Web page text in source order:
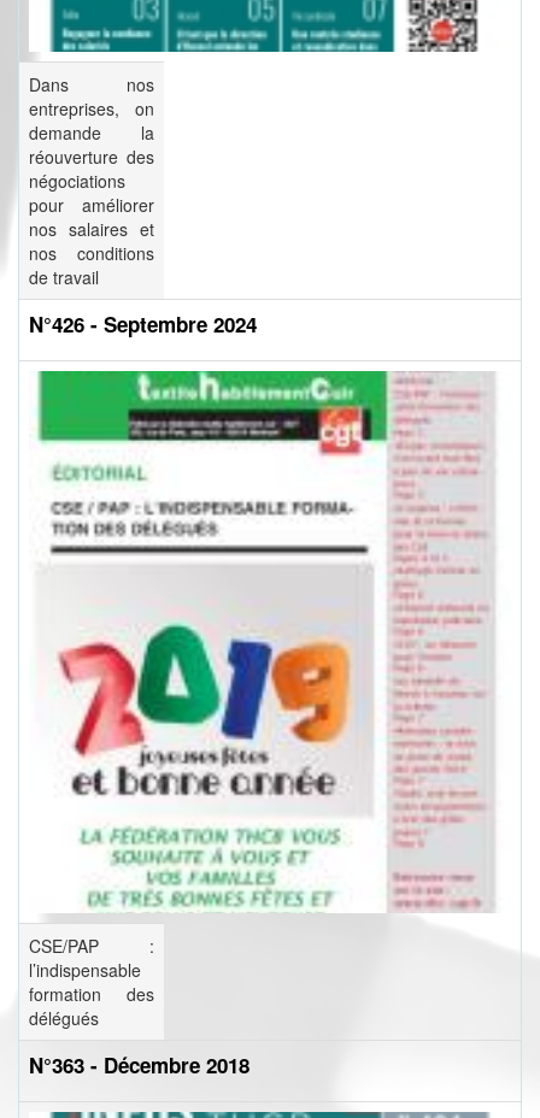
Dans nos
entreprises, on
demande la
réouverture des
négociations
pour améliorer
nos salaires et
nos conditions
de travail
N°426 - Septembre 2024
CSE/PAP :
l’indispensable
formation des
délégués
N°363 - Décembre 2018